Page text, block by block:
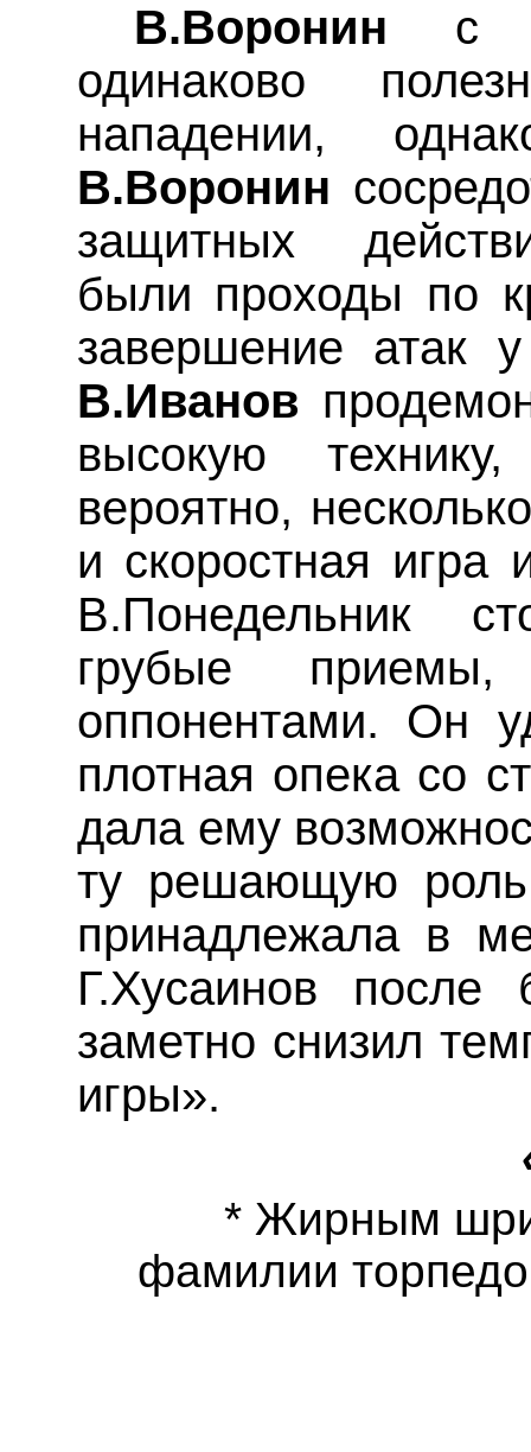
В.Воронин с
одинаково
нападении,
В.Воронин
защитных
были проходы по
завершение атак
В.Иванов
высокую
вероятно,
и скоростная игра
В.Понедельник
грубые
оппонентами. Он
плотная опека со
дала ему
ту решающую
принадлежала в
Г.Хусаинов после
заметно снизил
игры».
* Жирным
фамилии